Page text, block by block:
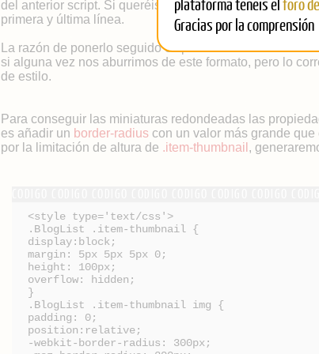
del anterior script. Si queréis ponerlo en la parte CSS
primera y última línea.
La razón de ponerlo seguido es para facilitar el
si alguna vez nos aburrimos de este formato, pero lo
de estilo.
Para conseguir las miniaturas redondeadas las
es añadir un border-radius con un valor más grande
por la limitación de altura de .item-thumbnail ,
<style type='text/css'>
.BlogList .item-thumbnail {
display:block;
margin: 5px 5px 5px 0;
height: 100px;
overflow: hidden;
}
.BlogList .item-thumbnail img {
padding: 0;
position:relative;
-webkit-border-radius: 300px;
Gracias por la comprensión